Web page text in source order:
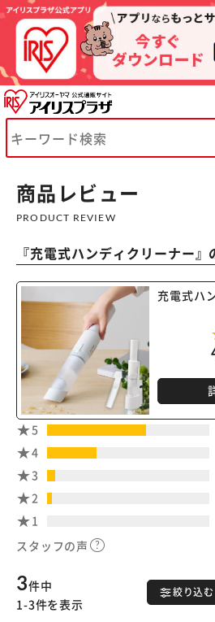
商品レビュー
PRODUCT REVIEW
『充電式ハンディクリーナー』
充電式ハ
5
4
3
2
1
スタッフの声
絞り込む
3件中
1-3件を表示
※ご確認ください
カートに入れる